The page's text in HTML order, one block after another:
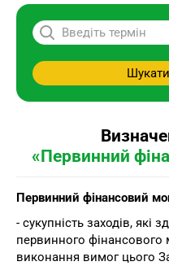
«Первинний
Первинний фінансовий
- сукупність заходів, які
первинного фінансового
виконання вимог цього